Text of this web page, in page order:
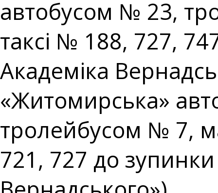
автобусом № 23,
таксі № 188, 727,
Академіка
«Житомирська»
тролейбусом № 7,
721, 727 до